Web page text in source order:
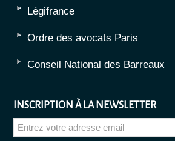
Légifrance
Ordre des avocats Paris
Conseil National des Barreaux
INSCRIPTION À LA NEWSLETTER